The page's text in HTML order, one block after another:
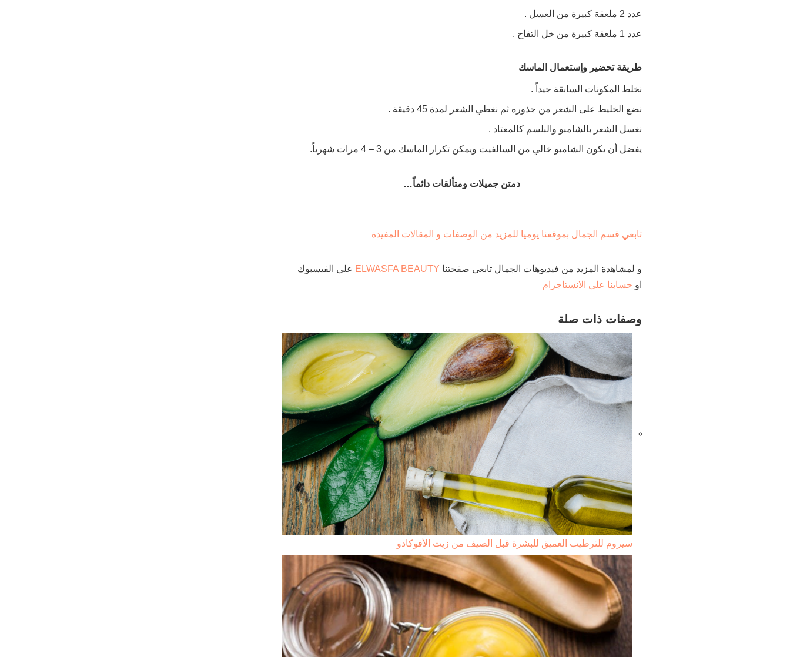
عدد 2 ملعقة كبيرة من العسل .
عدد 1 ملعقة كبيرة من خل التفاح .
طريقة تحضير وإستعمال الماسك
نخلط المكونات السابقة جيداً .
نضع الخليط على الشعر من جذوره ثم نغطي الشعر لمدة 45 دقيقة .
نغسل الشعر بالشامبو والبلسم كالمعتاد .
يفضل أن يكون الشامبو خالي من السالفيت ويمكن تكرار الماسك من 3 – 4 مرات شهرياً.
دمتن جميلات ومتألقات دائماً…
تابعي قسم الجمال بموقعنا يوميا للمزيد من الوصفات و المقالات المفيدة
و لمشاهدة المزيد من فيديوهات الجمال تابعى صفحتنا ELWASFA BEAUTY على الفيسبوك
او حسابنا على الانستاجرام
وصفات ذات صلة
سيروم للترطيب العميق للبشرة قبل الصيف من زيت الأفوكادو